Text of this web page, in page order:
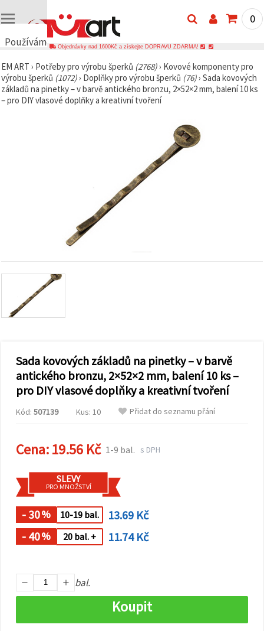
Používáme
🍪
Používáme
cookies a
podobné
relevantnější
pomocí
našich
partnerů
Můžete
použitím
všech
cookies
kliknutím
"Přijmout
můžete
uvést své
Nastavení
výběrem
daného
cookies a
kliknutím
na tlačítko
"Uložit"
vše
0
Objednávky nad 1600Kč a získejte DOPRAVU ZDARMA!
EM ART › Potřeby pro výrobu šperků (2768)› Kovové komponenty pro
výrobu šperků (1072)› Doplňky pro výrobu šperků (76)› Sada kovových
základů na pinetky – v barvě antického bronzu, 2×52×2 mm, balení 10 ks
– pro DIY vlasové doplňky a kreativní tvoření
Sada kovových základů na pinetky – v barvě
antického bronzu, 2×52×2 mm, balení 10 ks –
pro DIY vlasové doplňky a kreativní tvoření
Kód: 507139 Kus: 10 Přidat do seznamu přání
Cena:19.56 Kč 1-9 bal. s DPH
SLEVY
PRO MNOŽSTVÍ
- 30% 10-19 bal.
13.69 Kč
- 40% 20 bal. + 11.74 Kč
bal.
Koupit